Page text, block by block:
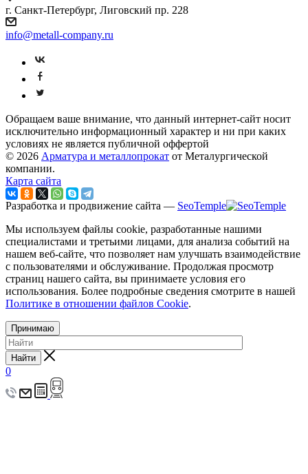
г. Санкт-Петербург, Лиговский пр. 228
info@metall-company.ru
Обращаем ваше внимание, что данный интернет-сайт носит
исключительно информационный характер и ни при каких
условиях не является публичной оффертой
© 2026 Арматура и металлопрокат от Металургической
компании.
Карта сайта
Разработка и продвижение сайта — SeoTemple
Мы используем файлы cookie, разработанные нашими
специалистами и третьими лицами, для анализа событий на
нашем веб-сайте, что позволяет нам улучшать взаимодействие
с пользователями и обслуживание. Продолжая просмотр
страниц нашего сайта, вы принимаете условия его
использования. Более подробные сведения смотрите в нашей
Политике в отношении файлов Cookie.
Принимаю
Найти
0